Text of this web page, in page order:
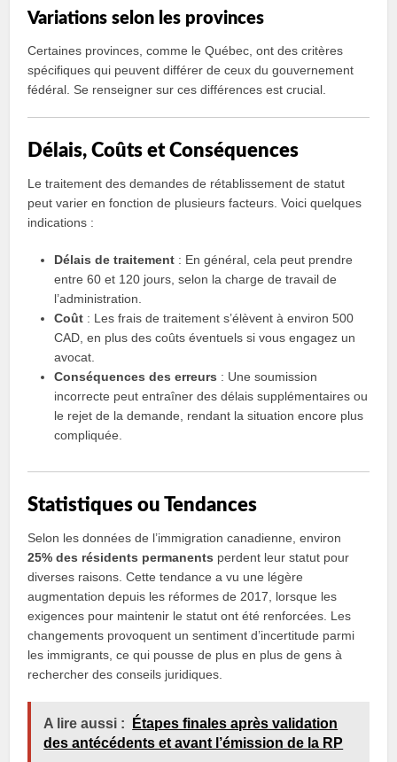
Variations selon les provinces
Certaines provinces, comme le Québec, ont des critères
spécifiques qui peuvent différer de ceux du gouvernement
fédéral. Se renseigner sur ces différences est crucial.
Délais, Coûts et Conséquences
Le traitement des demandes de rétablissement de statut
peut varier en fonction de plusieurs facteurs. Voici quelques
indications :
Délais de traitement : En général, cela peut prendre
entre 60 et 120 jours, selon la charge de travail de
l’administration.
Coût : Les frais de traitement s’élèvent à environ 500
CAD, en plus des coûts éventuels si vous engagez un
avocat.
Conséquences des erreurs : Une soumission
incorrecte peut entraîner des délais supplémentaires ou
le rejet de la demande, rendant la situation encore plus
compliquée.
Statistiques ou Tendances
Selon les données de l’immigration canadienne, environ
25% des résidents permanents perdent leur statut pour
diverses raisons. Cette tendance a vu une légère
augmentation depuis les réformes de 2017, lorsque les
exigences pour maintenir le statut ont été renforcées. Les
changements provoquent un sentiment d’incertitude parmi
les immigrants, ce qui pousse de plus en plus de gens à
rechercher des conseils juridiques.
A lire aussi :
Étapes finales après validation
des antécédents et avant l’émission de la RP